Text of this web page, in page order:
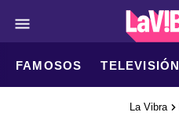
FAMOSOS TELEVISIÓN
La Vibra